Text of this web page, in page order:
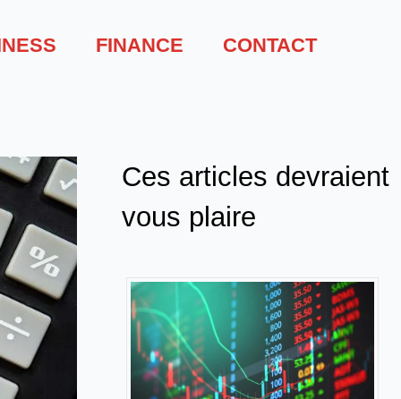
FINANCE CONTACT
Ces articles devraient
vous plaire